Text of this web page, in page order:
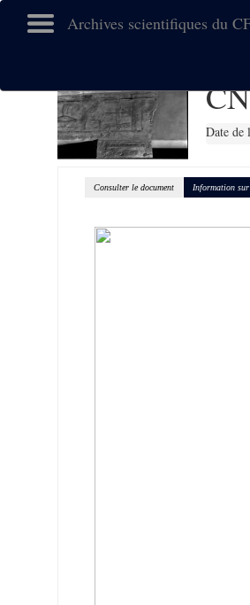
Archives scientifiques du
Date de
Consulter le document Information sur